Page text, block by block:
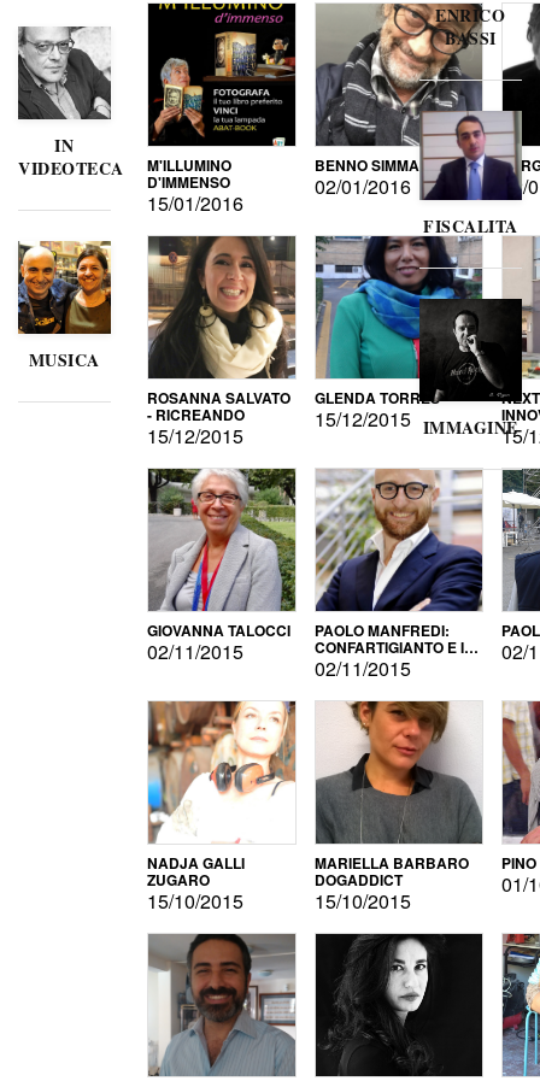
IN
VIDEOTECA
MUSICA
M'ILLUMINO
D'IMMENSO
15/01/2016
BENNO SIMMA
02/01/2016
ROSANNA SALVATO
- RICREANDO
15/12/2015
GLENDA TORRES
15/12/2015
15/
GIOVANNA TALOCCI
02/11/2015
PAOLO MANFREDI:
CONFARTIGIANTO E IL
SONDAGGIO
02/11/2015
02/
NADJA GALLI
ZUGARO
15/10/2015
MARIELLA BARBARO
DOGADDICT
15/10/2015
01/
ENRICO
BASSI
FISCALITA
IMMAGINE